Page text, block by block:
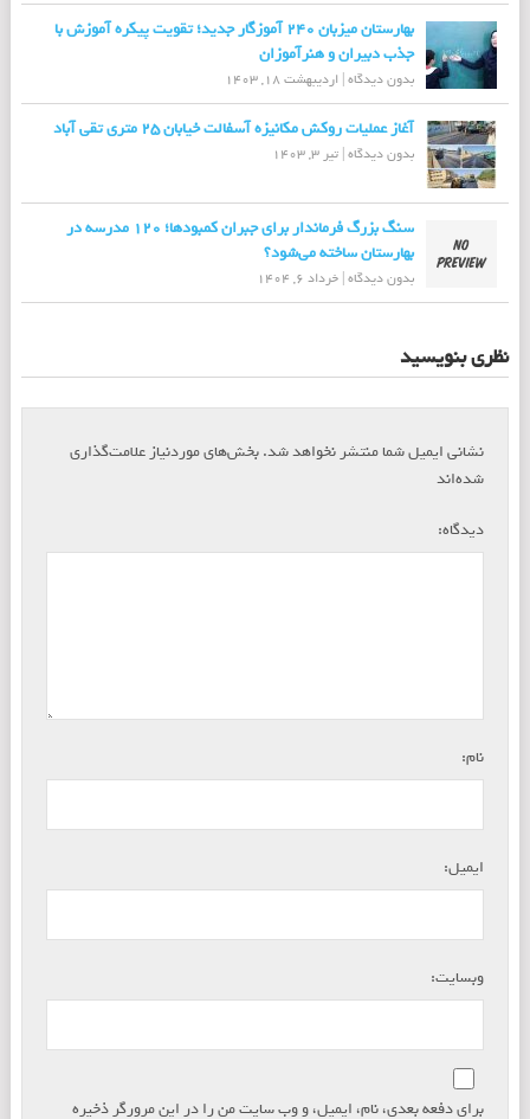
بهارستان میزبان 240 آموزگار جدید؛ تقویت پیکره آموزش با
جذب دبیران و هنرآموزان
بدون دیدگاه| اردیبهشت 18, 1403
آغاز عملیات روكش مكانیزه آسفالت خیابان ۲۵ متری تقی آباد
بدون دیدگاه| تیر 3, 1403
سنگ بزرگ فرماندار برای جبران کمبودها؛ ۱۲۰ مدرسه در
بهارستان ساخته می‌شود؟
بدون دیدگاه| خرداد 6, 1404
نظری بنویسید
نشانی ایمیل شما منتشر نخواهد شد.بخش‌های موردنیاز علامت‌گذاری
شده‌اند
دیدگاه:
نام:
ایمیل:
وبسایت:
برای دفعه بعدی، نام، ایمیل، و وب سایت من را در این مرورگر ذخیره